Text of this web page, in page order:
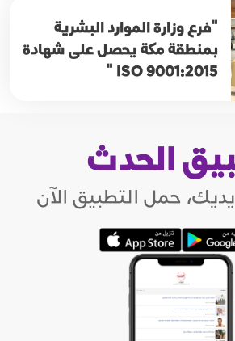
"فرع وزارة الموارد البشرية
بمنطقة مكة يحصل على شهادة
ISO 9001:2015 "
الحدث
حمل التطبيق الآن